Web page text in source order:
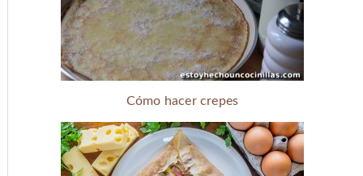
Cómo hacer crepes